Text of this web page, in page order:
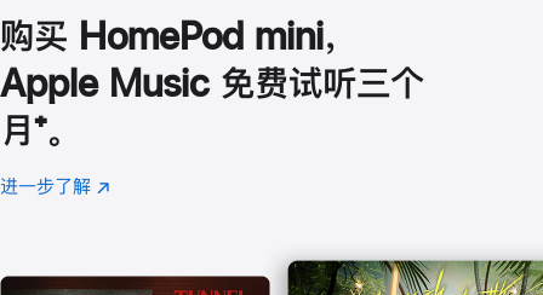
购买 HomePod mini，
Apple Music 免费试听三个
月 脚
注
⁺。
进一步了解 Apple
(在
口